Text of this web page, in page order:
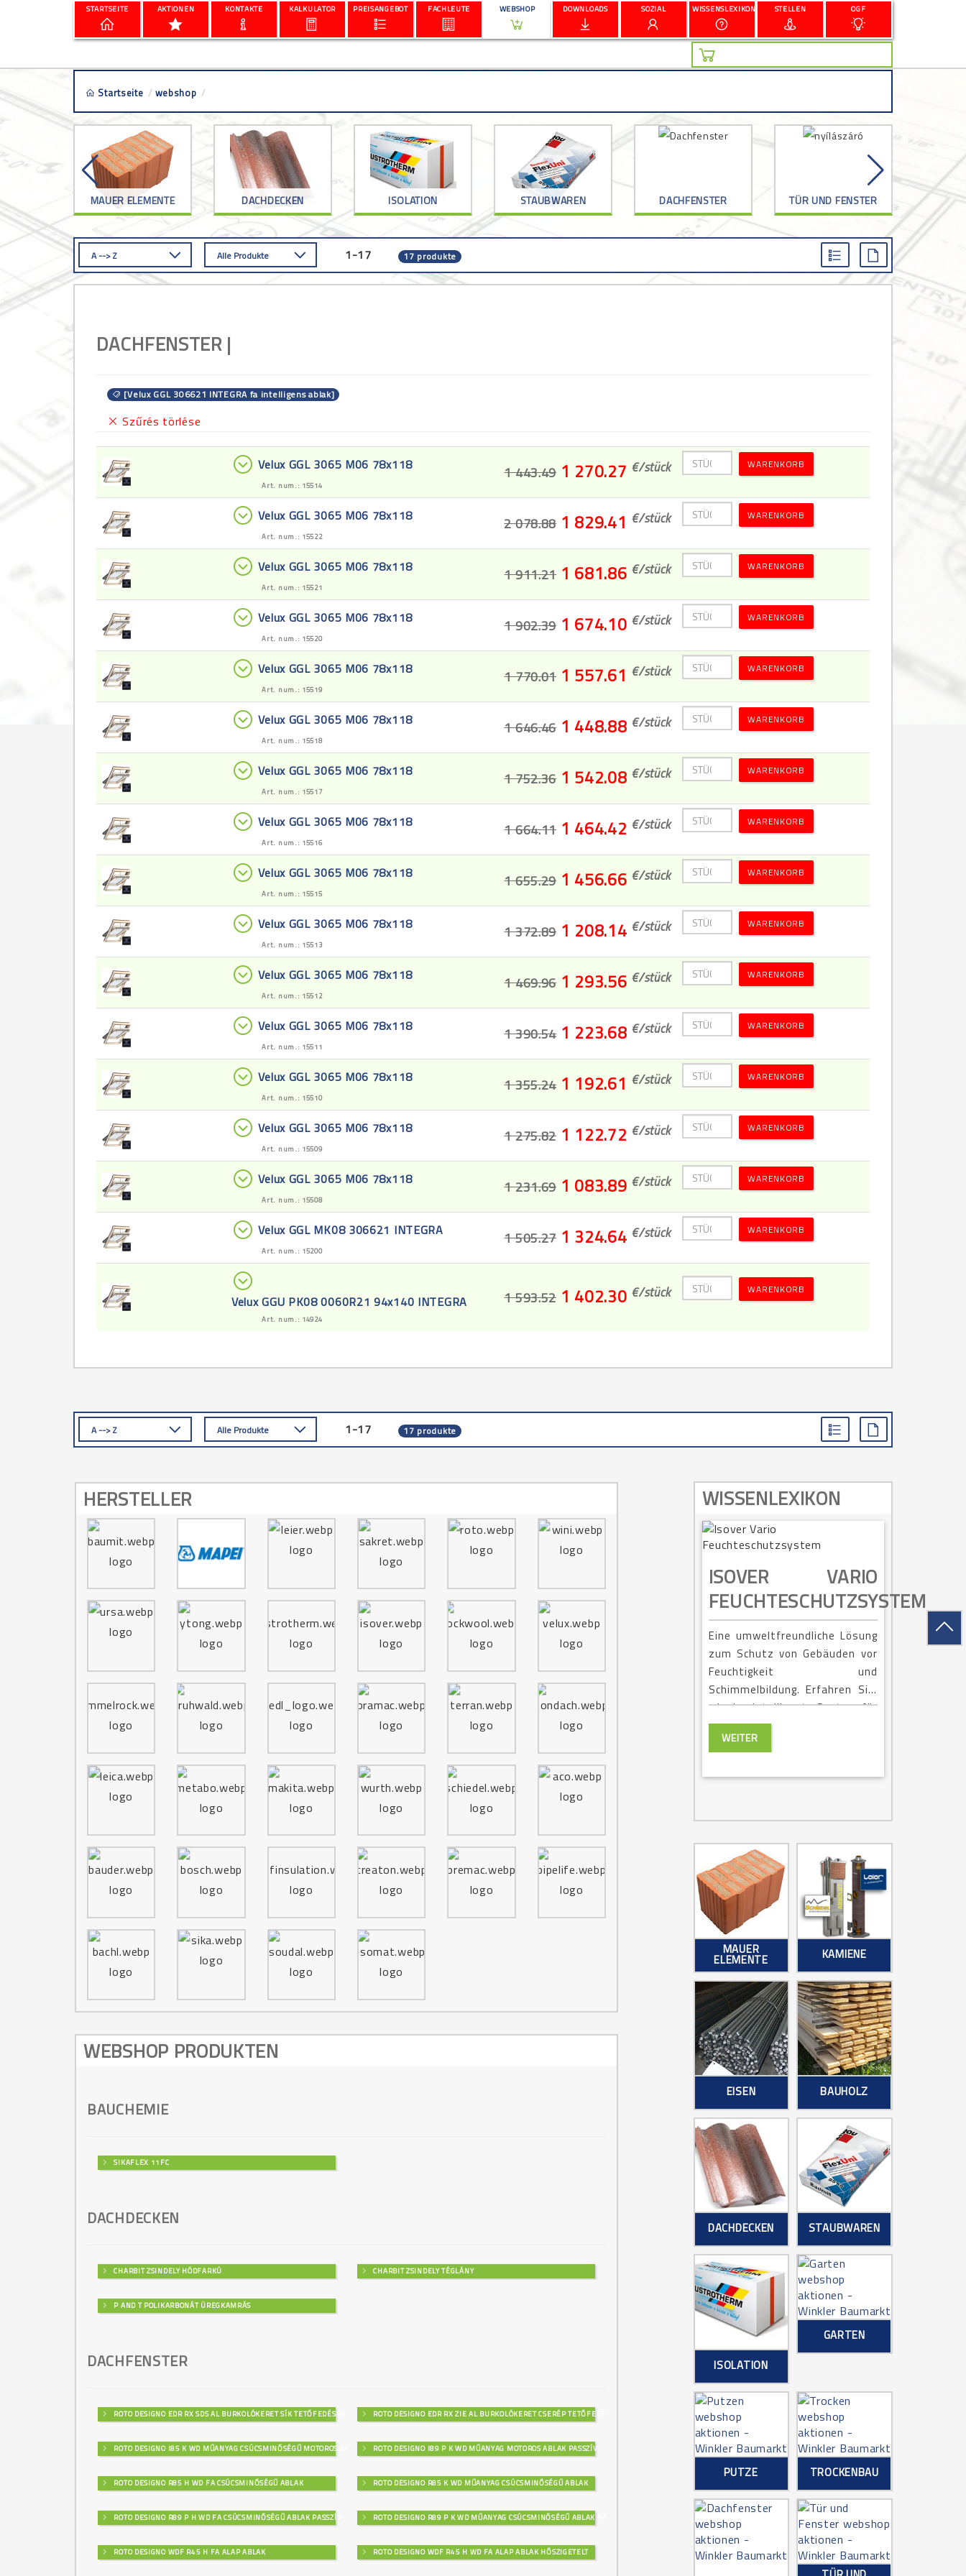
Startseite / webshop /
STARTSEITE AKTIONEN KONTAKTE KALKULATOR PREISANGEBOT FACHLEUTE WEBSHOP DOWNLOADS SOZIAL WISSENSLEXIKON STELLEN OGF
MAUER ELEMENTE DACHDECKEN ISOLATION STAUBWAREN DACHFENSTER TÜR UND FENSTER
A --> Z Alle Produkte 1-17 17 produkte
DACHFENSTER |
[Velux GGL 306621 INTEGRA fa intelligens ablak]
Szűrés törlése
Velux GGL 3065 M06 78x118
Art. num.: 15514
1 443.49 1 270.27 €/stück WARENKORB
Velux GGL 3065 M06 78x118
Art. num.: 15522
2 078.88 1 829.41 €/stück WARENKORB
Velux GGL 3065 M06 78x118
Art. num.: 15521
1 911.21 1 681.86 €/stück WARENKORB
Velux GGL 3065 M06 78x118
Art. num.: 15520
1 902.39 1 674.10 €/stück WARENKORB
Velux GGL 3065 M06 78x118
Art. num.: 15519
1 770.01 1 557.61 €/stück WARENKORB
Velux GGL 3065 M06 78x118
Art. num.: 15518
1 646.46 1 448.88 €/stück WARENKORB
Velux GGL 3065 M06 78x118
Art. num.: 15517
1 752.36 1 542.08 €/stück WARENKORB
Velux GGL 3065 M06 78x118
Art. num.: 15516
1 664.11 1 464.42 €/stück WARENKORB
Velux GGL 3065 M06 78x118
Art. num.: 15515
1 655.29 1 456.66 €/stück WARENKORB
Velux GGL 3065 M06 78x118
Art. num.: 15513
1 372.89 1 208.14 €/stück WARENKORB
Velux GGL 3065 M06 78x118
Art. num.: 15512
1 469.96 1 293.56 €/stück WARENKORB
Velux GGL 3065 M06 78x118
Art. num.: 15511
1 390.54 1 223.68 €/stück WARENKORB
Velux GGL 3065 M06 78x118
Art. num.: 15510
1 355.24 1 192.61 €/stück WARENKORB
Velux GGL 3065 M06 78x118
Art. num.: 15509
1 275.82 1 122.72 €/stück WARENKORB
Velux GGL 3065 M06 78x118
Art. num.: 15508
1 231.69 1 083.89 €/stück WARENKORB
Velux GGL MK08 306621 INTEGRA
Art. num.: 15200
1 505.27 1 324.64 €/stück WARENKORB
Velux GGU PK08 0060R21 94x140 INTEGRA
Art. num.: 14924
1 593.52 1 402.30 €/stück WARENKORB
A --> Z Alle Produkte 1-17 17 produkte
HERSTELLER
WEBSHOP PRODUKTEN
BAUCHEMIE
SIKAFLEX 11FC
DACHDECKEN
CHARBIT ZSINDELY HÓDFARKÚ CHARBIT ZSINDELY TÉGLÁNY
P AND T POLIKARBONÁT ÜREGKAMRÁS
DACHFENSTER
ROTO DESIGNO EDR RX SDS AL BURKOLÓKERET SÍK TETŐFEDÉSHEZ ROTO DESIGNO EDR RX ZIE AL BURKOLÓKERET CSERÉP TETŐFEDÉSHEZ
ROTO DESIGNO I85 K WD MŰANYAG CSÚCSMINŐSÉGŰ MOTOROS ABLAK ROTO DESIGNO I89 P K WD MŰANYAG MOTOROS ABLAK PASSZÍV
ROTO DESIGNO R85 H WD FA CSÚCSMINŐSÉGŰ ABLAK ROTO DESIGNO R85 K WD MŰANYAG CSÚCSMINŐSÉGŰ ABLAK
ROTO DESIGNO R89 P H WD FA CSÚCSMINŐSÉGŰ ABLAK PASSZÍV ROTO DESIGNO R89 P K WD MŰANYAG CSÚCSMINŐSÉGŰ ABLAK PASSZÍV
ROTO DESIGNO WDF R45 H FA ALAP ABLAK ROTO DESIGNO WDF R45 H WD FA ALAP ABLAK HŐSZIGETELT
WISSENLEXIKON
ISOVER VARIO
FEUCHTESCHUTZSYSTEM
Eine umweltfreundliche Lösung
zum Schutz von Gebäuden vor
Feuchtigkeit und
Schimmelbildung. Erfahren Sie,
wie das intelligente System für
ein gesundes Wohnklima sorgt.
WEITER
MAUER
ELEMENTE KAMIENE
EISEN BAUHOLZ
DACHDECKEN STAUBWAREN
ISOLATION
GARTEN
PUTZE TROCKENBAU